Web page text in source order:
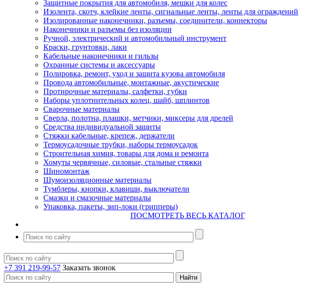
Защитные покрытия для автомобиля, мешки для колес
Изолента, скотч, клейкие ленты, сигнальные ленты, ленты для ограждений
Изолированные наконечники, разъемы, соединители, коннекторы
Наконечники и разъемы без изоляции
Ручной, электрический и автомобильный инструмент
Краски, грунтовки, лаки
Кабельные наконечники и гильзы
Охранные системы и аксессуары
Полировка, ремонт, уход и защита кузова автомобиля
Провода автомобильные, монтажные, акустические
Протирочные материалы, салфетки, губки
Наборы уплотнительных колец, шайб, шплинтов
Сварочные материалы
Сверла, полотна, плашки, метчики, миксеры для дрелей
Средства индивидуальной защиты
Стяжки кабельные, крепеж, держатели
Термоусадочные трубки, наборы термоусадок
Строительная химия, товары для дома и ремонта
Хомуты червячные, силовые, стальные стяжки
Шиномонтаж
Шумоизоляционные материалы
Тумблеры, кнопки, клавиши, выключатели
Смазки и смазочные материалы
Упаковка, пакеты, зип-локи (грипперы)
ПОСМОТРЕТЬ ВЕСЬ КАТАЛОГ
+7 391 219-99-57 Заказать звонок